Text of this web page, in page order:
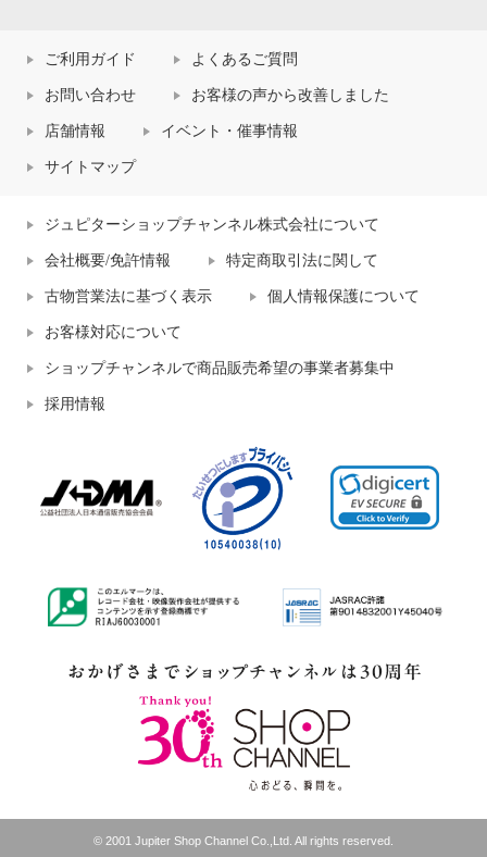
ご利用ガイド よくあるご質問
お問い合わせ お客様の声から改善しました
店舗情報 イベント・催事情報
サイトマップ
ジュピターショップチャンネル株式会社について
会社概要/免許情報 特定商取引法に関して
古物営業法に基づく表示 個人情報保護について
お客様対応について
ショップチャンネルで商品販売希望の事業者募集中
採用情報
© 2001 Jupiter Shop Channel Co.,Ltd. All rights reserved.